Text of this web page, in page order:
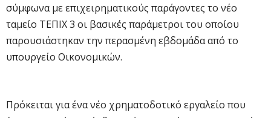
σύμφωνα με επιχειρηματικούς παράγοντες το νέο
ταμείο ΤΕΠΙΧ 3 οι βασικές παράμετροι του οποίου
παρουσιάστηκαν την περασμένη εβδομάδα από το
υπουργείο Οικονομικών.
Πρόκειται για ένα νέο χρηματοδοτικό εργαλείο που